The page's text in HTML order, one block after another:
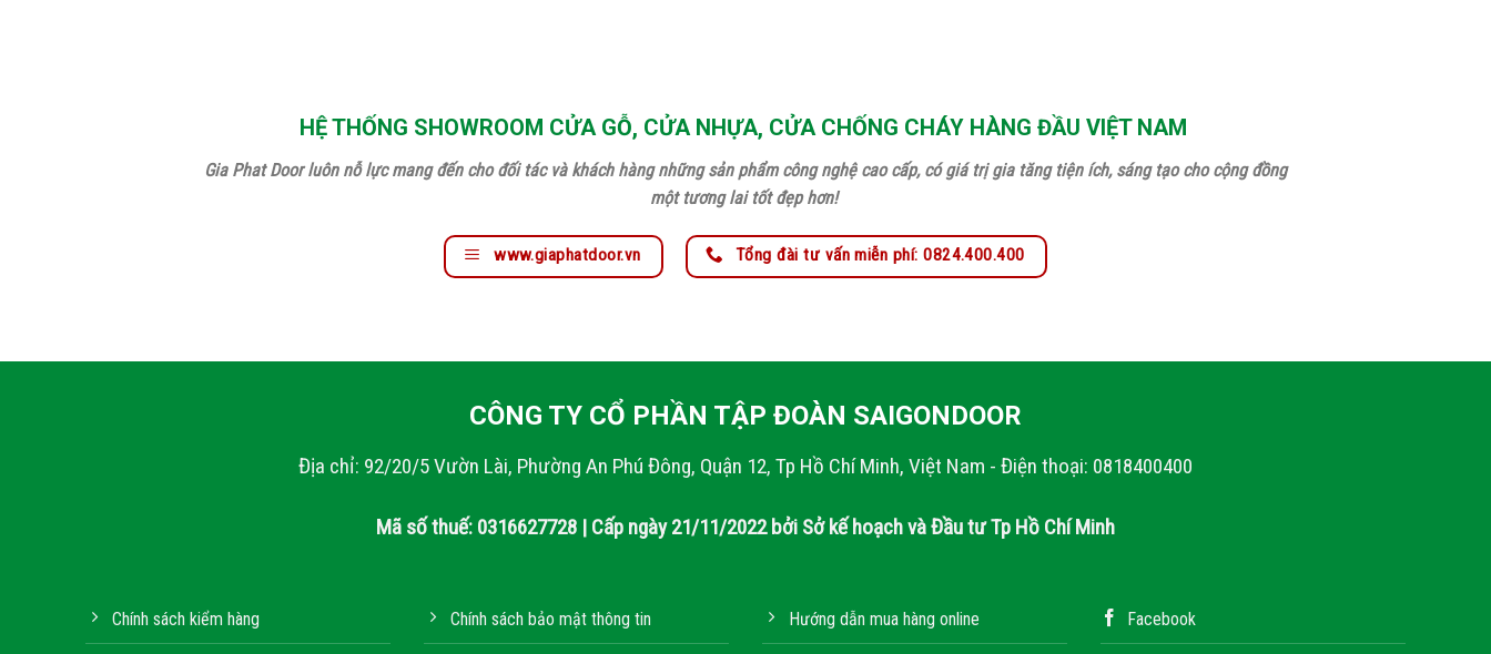
HỆ THỐNG SHOWROOM CỬA GỖ, CỬA NHỰA, CỬA CHỐNG CHÁY HÀNG ĐẦU VIỆT NAM
Gia Phat Door luôn nỗ lực mang đến cho đối tác và khách hàng những sản phẩm công nghệ cao cấp, có giá trị gia tăng tiện ích, sáng tạo cho cộng đồng
một tương lai tốt đẹp hơn!
www.giaphatdoor.vn Tổng đài tư vấn miễn phí: 0824.400.400
CÔNG TY CỔ PHẦN TẬP ĐOÀN SAIGONDOOR
Địa chỉ: 92/20/5 Vườn Lài, Phường An Phú Đông, Quận 12, Tp Hồ Chí Minh, Việt Nam - Điện thoại: 0818400400
Mã số thuế: 0316627728 | Cấp ngày 21/11/2022 bởi Sở kế hoạch và Đầu tư Tp Hồ Chí Minh
Chính sách kiểm hàng Chính sách bảo mật thông tin Hướng dẫn mua hàng online Facebook